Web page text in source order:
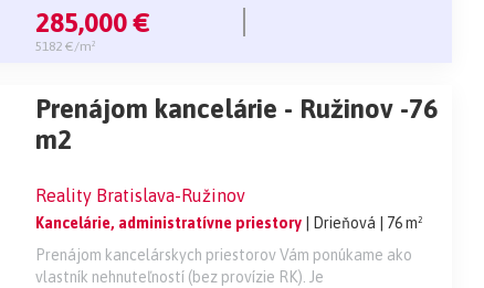
285,000 €
5182 €/m²
Prenájom kancelárie - Ružinov -76
m2
Reality Bratislava-Ružinov
Kancelárie, administratívne priestory | Drieňová
| 76 m²
Prenájom kancelárskych priestorov Vám ponúkame ako
vlastník nehnuteľností (bez provízie RK). Je